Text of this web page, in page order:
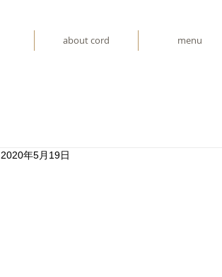
about cord menu
2020年5月19日